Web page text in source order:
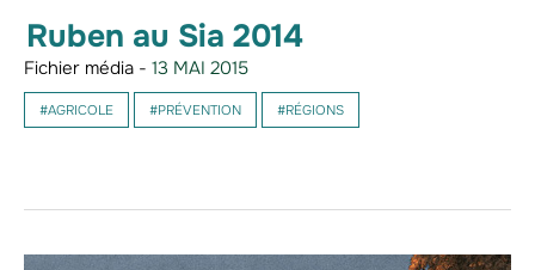
Ruben au Sia 2014
Fichier média - 13 MAI 2015
#AGRICOLE #PRÉVENTION #RÉGIONS